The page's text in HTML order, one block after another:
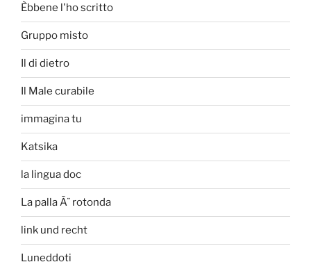
Èbbene l'ho scritto
Gruppo misto
Il di dietro
Il Male curabile
immagina tu
Katsika
la lingua doc
La palla Ã¨ rotonda
link und recht
Luneddoti